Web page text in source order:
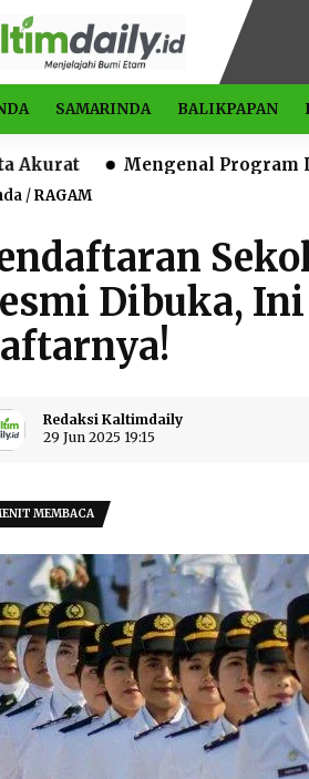
SAMARINDA BALIKPAPAN
Program Lintas Benua,
/RAGAM
Dibuka, Ini
Redaksi Kaltimdaily
29 Jun 2025 19:15
MEMBACA